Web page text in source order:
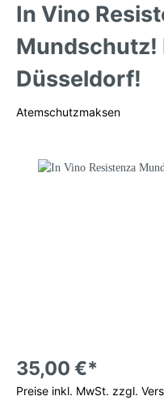
In Vino
Mundschutz!
Düsseldorf!
Atemschutzmaksen
35,00 €*
Preise inkl. MwSt. zzgl.